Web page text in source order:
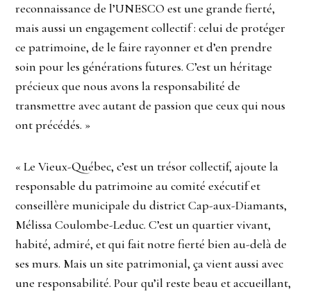
reconnaissance de l’UNESCO est une grande fierté,
mais aussi un engagement collectif : celui de protéger
ce patrimoine, de le faire rayonner et d’en prendre
soin pour les générations futures. C’est un héritage
précieux que nous avons la responsabilité de
transmettre avec autant de passion que ceux qui nous
ont précédés. »
« Le Vieux-Québec, c’est un trésor collectif, ajoute la
responsable du patrimoine au comité exécutif et
conseillère municipale du district Cap-aux-Diamants,
Mélissa Coulombe-Leduc. C’est un quartier vivant,
habité, admiré, et qui fait notre fierté bien au-delà de
ses murs. Mais un site patrimonial, ça vient aussi avec
une responsabilité. Pour qu’il reste beau et accueillant,